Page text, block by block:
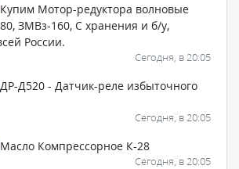
Купим Мотор-редуктора волновые
ЗМВз-160, С хранения и б/у,
России.
Сегодня, в 20:05
ДР-Д520 - Датчик-реле избыточного
Сегодня, в 20:05
Масло Компрессорное К-28
Сегодня, в 20:05